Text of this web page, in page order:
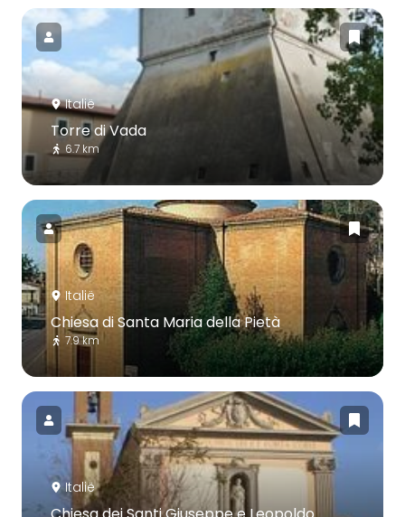
Italië
Torre di Vada
6.7 km
Italië
Chiesa di Santa Maria della Pietà
7.9 km
Italië